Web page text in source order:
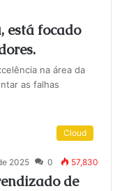
está focado
na área da
as falhas
Cloud
2025 0 57,830
de